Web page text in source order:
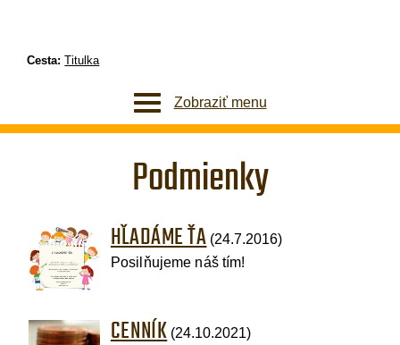
Cesta:Titulka
Zobraziť menu
Podmienky
HĽADÁME ŤA (24.7.2016)
Posilňujeme náš tím!
CENNÍK (24.10.2021)